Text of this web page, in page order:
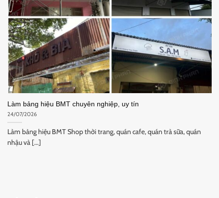
Làm bảng hiệu BMT chuyên nghiệp, uy tín
24/07/2026
Làm bảng hiệu BMT Shop thời trang, quán cafe, quán trà sữa, quán
nhậu và [...]